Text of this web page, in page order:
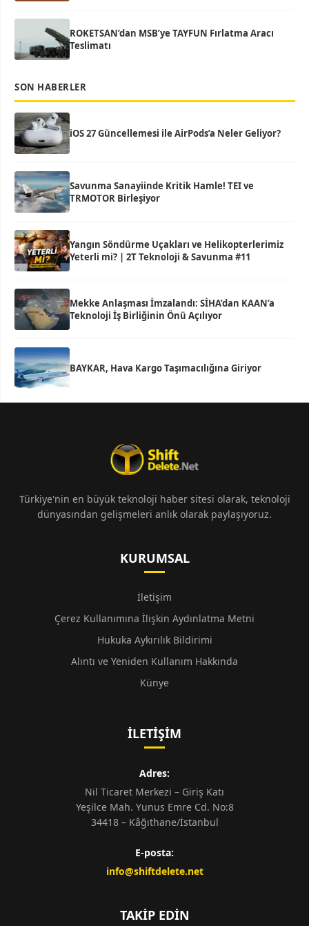
ROKETSAN’dan MSB’ye TAYFUN Fırlatma Aracı
Teslimatı
SON HABERLER
iOS 27 Güncellemesi ile AirPods’a Neler Geliyor?
Savunma Sanayiinde Kritik Hamle! TEI ve
TRMOTOR Birleşiyor
Yangın Söndürme Uçakları ve Helikopterlerimiz
Yeterli mi? | 2T Teknoloji & Savunma #11
Mekke Anlaşması İmzalandı: SİHA’dan KAAN’a
Teknoloji İş Birliğinin Önü Açılıyor
BAYKAR, Hava Kargo Taşımacılığına Giriyor
Türkiye'nin en büyük teknoloji haber sitesi olarak, teknoloji
dünyasından gelişmeleri anlık olarak paylaşıyoruz.
KURUMSAL
İletişim
Çerez Kullanımına İlişkin Aydınlatma Metni
Hukuka Aykırılık Bildirimi
Alıntı ve Yeniden Kullanım Hakkında
Künye
İLETIŞIM
Adres:
Nil Ticaret Merkezi – Giriş Katı
Yeşilce Mah. Yunus Emre Cd. No:8
34418 – Kâğıthane/İstanbul
E-posta:
info@shiftdelete.net
TAKIP EDIN